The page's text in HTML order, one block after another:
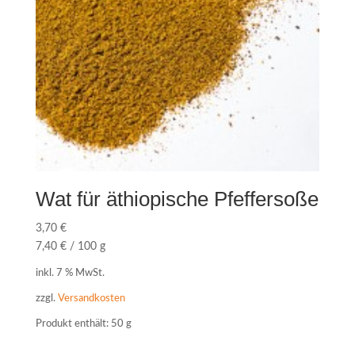
Wat für äthiopische Pfeffersoße
3,70 €
7,40 €/ 100 g
inkl. 7 % MwSt.
zzgl. Versandkosten
Produkt enthält: 50 g